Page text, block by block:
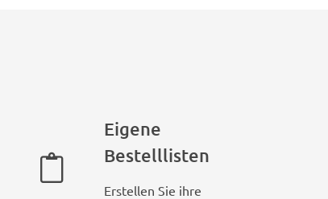
Eigene
Bestelllisten
Erstellen Sie ihre